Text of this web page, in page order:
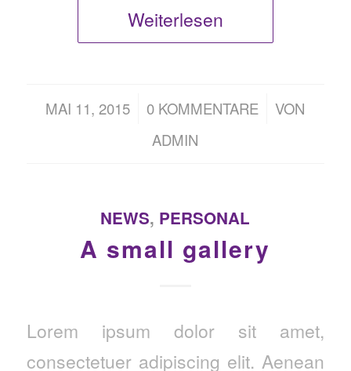
Weiterlesen
MAI 11, 2015
/ 0 KOMMENTARE
/
VON
ADMIN
NEWS, PERSONAL
A small gallery
Lorem ipsum dolor sit amet,
consectetuer adipiscing elit. Aenean